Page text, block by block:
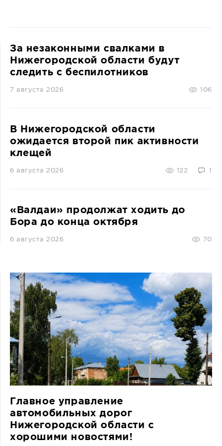
За незаконными свалками в
Нижегородской области будут
следить с беспилотников
7 августа 2026 106
В Нижегородской области
ожидается второй пик активности
клещей
6 августа 2026 122 1
«Валдаи» продолжат ходить до
Бора до конца октября
6 августа 2026 70
Главное управление
автомобильных дорог
Нижегородской области с
хорошими новостями!